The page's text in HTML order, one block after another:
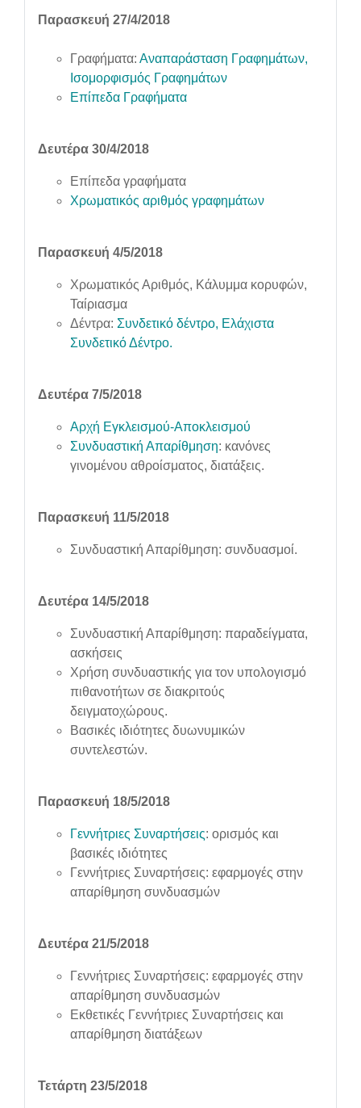
Παρασκευή 27/4/2018
Γραφήματα: Αναπαράσταση Γραφημάτων,
Ισομορφισμός Γραφημάτων
Επίπεδα Γραφήματα
Δευτέρα 30/4/2018
Επίπεδα γραφήματα
Χρωματικός αριθμός γραφημάτων
Παρασκευή 4/5/2018
Χρωματικός Αριθμός, Κάλυμμα κορυφών,
Ταίριασμα
Δέντρα: Συνδετικό δέντρο, Ελάχιστα
Συνδετικό Δέντρο.
Δευτέρα 7/5/2018
Αρχή Εγκλεισμού-Αποκλεισμού
Συνδυαστική Απαρίθμηση: κανόνες
γινομένου αθροίσματος, διατάξεις.
Παρασκευή 11/5/2018
Συνδυαστική Απαρίθμηση: συνδυασμοί.
Δευτέρα 14/5/2018
Συνδυαστική Απαρίθμηση: παραδείγματα,
ασκήσεις
Χρήση συνδυαστικής για τον υπολογισμό
πιθανοτήτων σε διακριτούς
δειγματοχώρους.
Βασικές ιδιότητες δυωνυμικών
συντελεστών.
Παρασκευή 18/5/2018
Γεννήτριες Συναρτήσεις: ορισμός και
βασικές ιδιότητες
Γεννήτριες Συναρτήσεις: εφαρμογές στην
απαρίθμηση συνδυασμών
Δευτέρα 21/5/2018
Γεννήτριες Συναρτήσεις: εφαρμογές στην
απαρίθμηση συνδυασμών
Εκθετικές Γεννήτριες Συναρτήσεις και
απαρίθμηση διατάξεων
Τετάρτη 23/5/2018